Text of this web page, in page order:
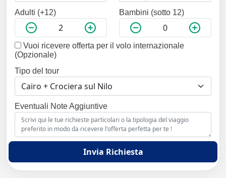
Adulti (+12) Bambini (sotto 12)
Vuoi ricevere offerta per il volo internazionale
(Opzionale)
Tipo del tour
Eventuali Note Aggiuntive
Invia Richiesta